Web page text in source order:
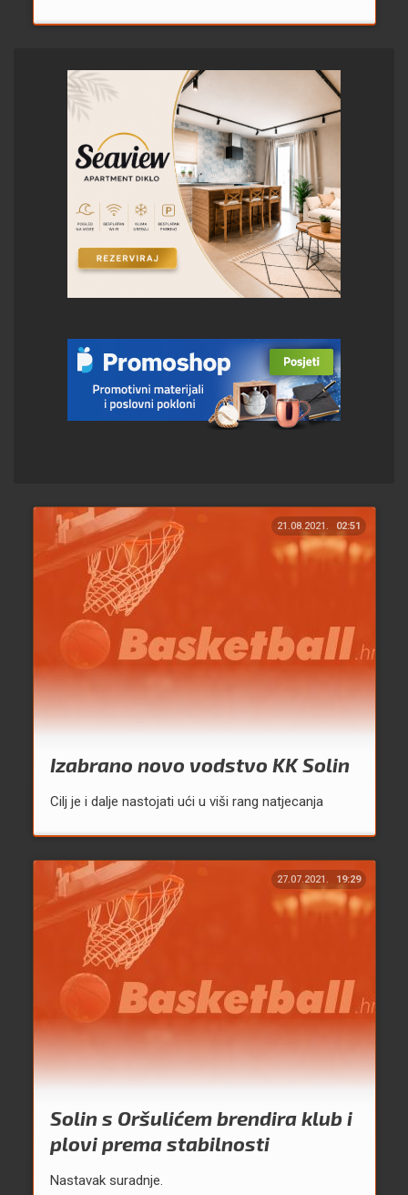
21.08.2021. 02:51
Izabrano novo vodstvo KK Solin
Cilj je i dalje nastojati ući u viši rang natjecanja
27.07.2021. 19:29
Solin s Oršulićem brendira klub i
plovi prema stabilnosti
Nastavak suradnje.